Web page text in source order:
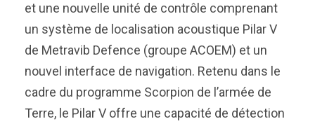
et une nouvelle unité de contrôle comprenant
un système de localisation acoustique Pilar V
de Metravib Defence (groupe ACOEM) et un
nouvel interface de navigation. Retenu dans le
cadre du programme Scorpion de l’armée de
Terre, le Pilar V offre une capacité de détection